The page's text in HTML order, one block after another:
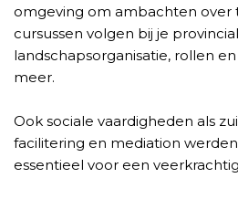
omgeving om ambachten over
cursussen volgen bij je
landschapsorganisatie, rollen
meer.
Ook sociale vaardigheden als
facilitering en mediation
essentieel voor een